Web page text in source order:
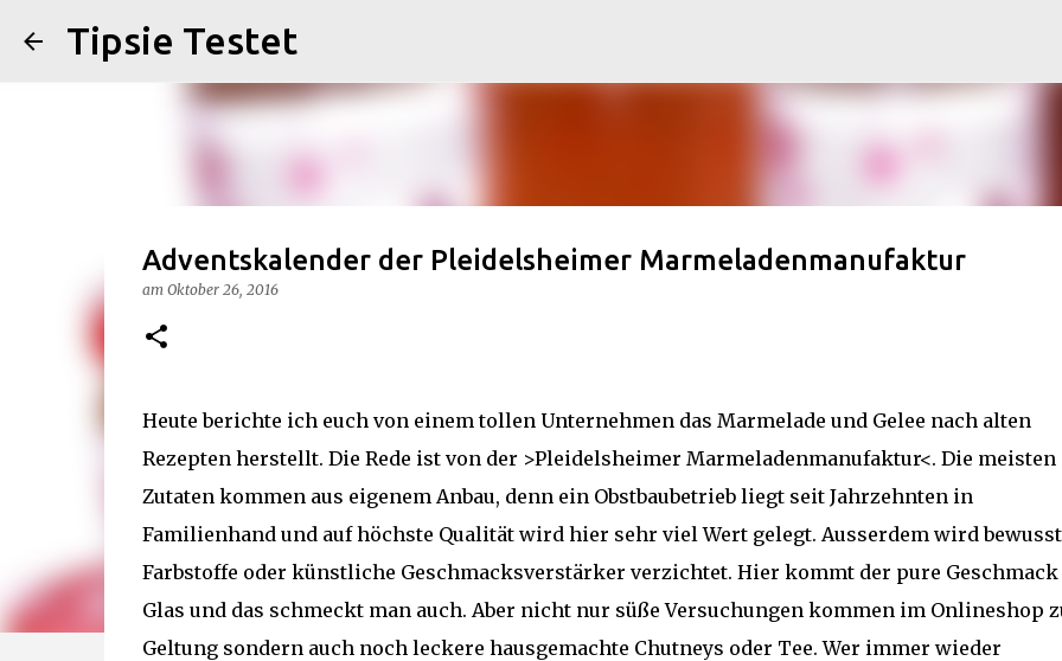
Tipsie Testet
Adventskalender der Pleidelsheimer Marmeladenmanufaktur
am Oktober 26, 2016
Heute berichte ich euch von einem tollen Unternehmen das Marmelade und Gelee nach alten
Rezepten herstellt. Die Rede ist von der >Pleidelsheimer Marmeladenmanufaktur<. Die meisten
Zutaten kommen aus eigenem Anbau, denn ein Obstbaubetrieb liegt seit Jahrzehnten in
Familienhand und auf höchste Qualität wird hier sehr viel Wert gelegt. Ausserdem wird
Farbstoffe oder künstliche Geschmacksverstärker verzichtet. Hier kommt der pure
Glas und das schmeckt man auch. Aber nicht nur süße Versuchungen kommen im Onlineshop
Geltung sondern auch noch leckere hausgemachte Chutneys oder Tee. Wer immer wieder